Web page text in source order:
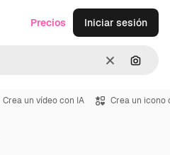
Borrar
Precios Iniciar sesión
Crea un vídeo con IA Crea un icono